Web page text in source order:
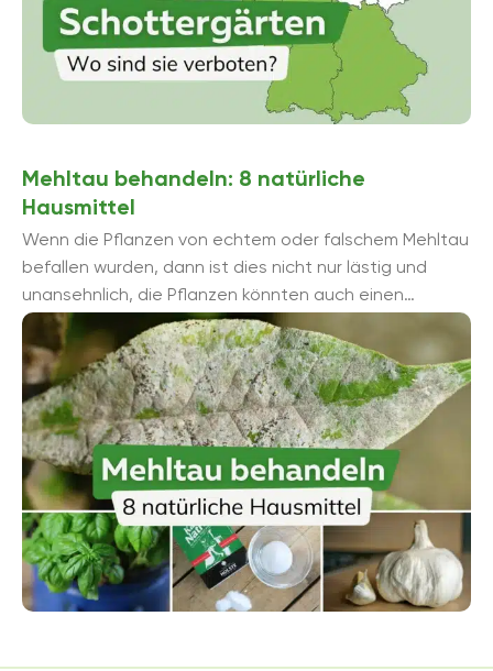
Mehltau behandeln: 8 natürliche
Hausmittel
Wenn die Pflanzen von echtem oder falschem Mehltau
befallen wurden, dann ist dies nicht nur lästig und
unansehnlich, die Pflanzen könnten auch einen
ganzheitlichen Schaden nehmen. Doch hiergegen ...